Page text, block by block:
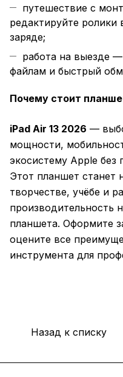
путешествие с
редактируйте ролики
заряде;
работа на выезде
файлам и быстрый
Почему стоит
iPad Air 13 2026 —
мощности,
экосистему Apple без
Этот планшет
творчестве, учёбе и
производительность
планшета. Оформите
оцените все
инструмента для
Назад к списку